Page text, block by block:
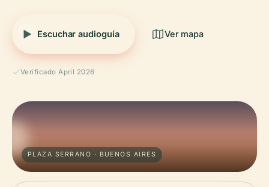
Escuchar audioguía Ver mapa
Verificado April 2026
PLAZA SERRANO · BUENOS AIRES